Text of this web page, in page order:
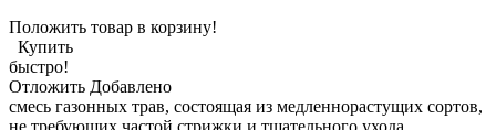
Положить товар в корзину!
Купить
быстро!
Отложить Добавлено
смесь газонных трав, состоящая из медленнорастущих сортов,
не требующих частой стрижки и тщательного ухода.